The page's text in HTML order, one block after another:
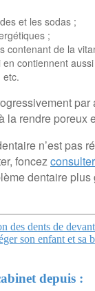
et les sodas ;
;
contenant de la
contiennent
etc.
par
la rendre poreux
n’est pas
foncez
dentaire plus
des dents de devant
son enfant et sa
depuis :